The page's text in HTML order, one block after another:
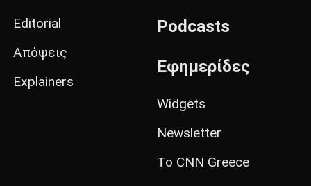
Editorial
Απόψεις
Explainers
Podcasts
Εφημερίδες
Widgets
Newsletter
Το CNN Greece